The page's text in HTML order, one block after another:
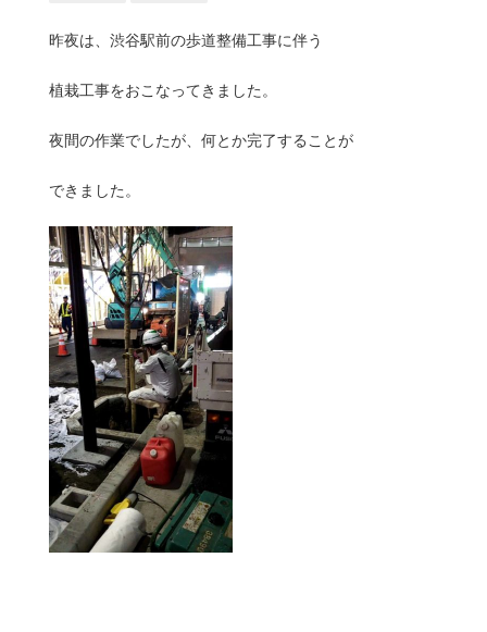
昨夜は、渋谷駅前の歩道整備工事に伴う
植栽工事をおこなってきました。
夜間の作業でしたが、何とか完了することが
できました。